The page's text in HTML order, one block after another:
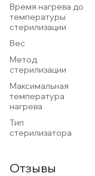
Время нагрева до
температуры
стерилизации
Вес
Метод
стерилизации
Максимальная
температура
нагрева
Тип
стерилизатора
Отзывы